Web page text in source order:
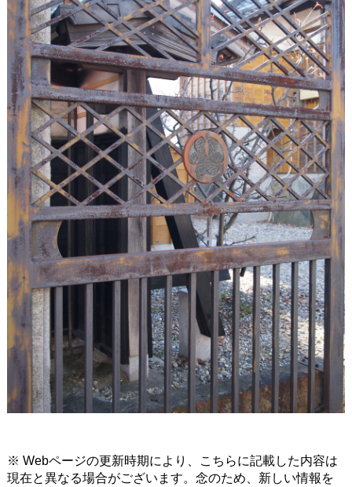
※ Webページの更新時期により、こちらに記載した内容は
現在と異なる場合がございます。念のため、新しい情報を